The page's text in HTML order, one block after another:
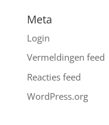
Meta
Login
Vermeldingen feed
Reacties feed
WordPress.org